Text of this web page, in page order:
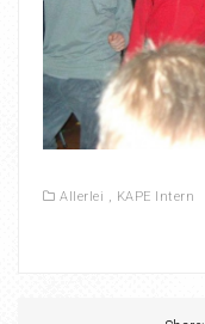
Allerlei , KAPE Intern